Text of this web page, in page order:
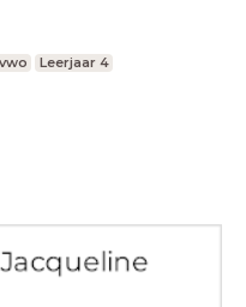
vwo Leerjaar 4